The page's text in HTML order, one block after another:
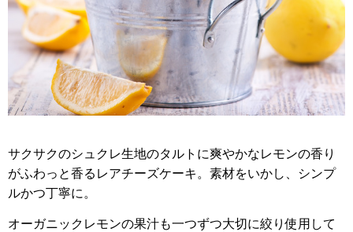
サクサクのシュクレ生地のタルトに爽やかなレモンの香り
がふわっと香るレアチーズケーキ。素材をいかし、シンプ
ルかつ丁寧に。
オーガニックレモンの果汁も一つずつ大切に絞り使用して